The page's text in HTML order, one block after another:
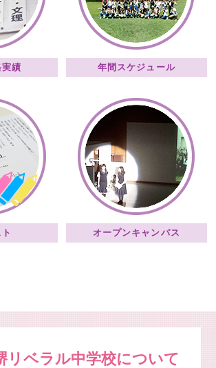
績 年間スケジュール
オープンキャンパス
リベラル中学校について